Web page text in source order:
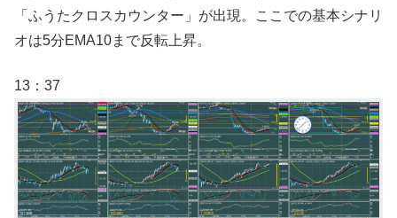
「ふうたクロスカウンター」が出現。ここでの基本シナリ
オは5分EMA10まで反転上昇。
13：37